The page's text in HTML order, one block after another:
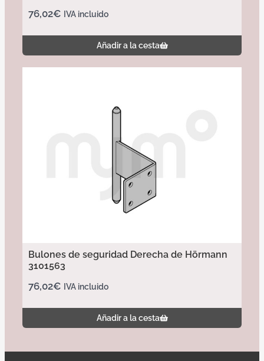
76,02€ IVA incluido
Añadir a la cesta
Bulones de seguridad Derecha de Hörmann
3101563
76,02€ IVA incluido
Añadir a la cesta